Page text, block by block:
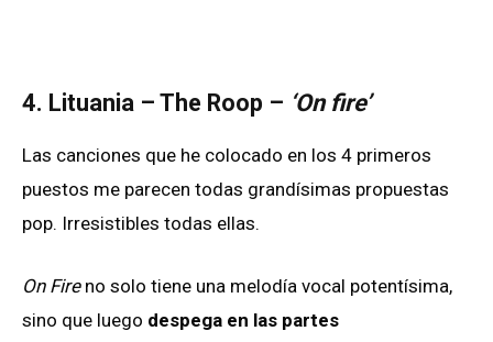
4. Lituania – The Roop – ‘On fire’
Las canciones que he colocado en los 4 primeros
puestos me parecen todas grandísimas propuestas
pop. Irresistibles todas ellas.
On Fireno solo tiene una melodía vocal potentísima,
sino que luego despega en las partes